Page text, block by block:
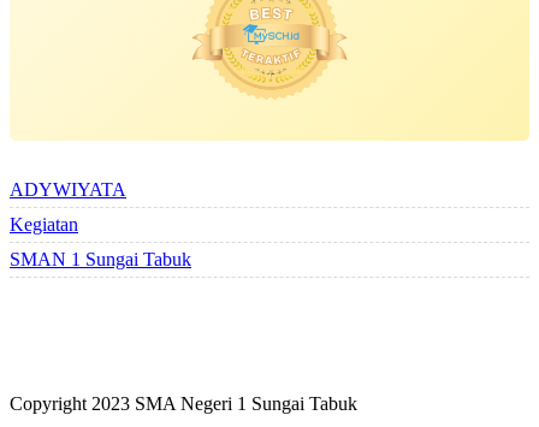
ADYWIYATA
Kegiatan
SMAN 1 Sungai Tabuk
Copyright 2023 SMA Negeri 1 Sungai Tabuk